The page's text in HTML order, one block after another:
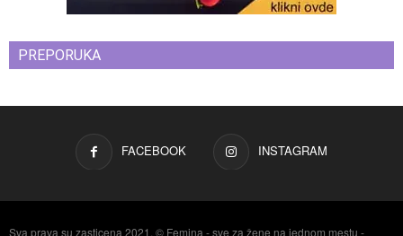
PREPORUKA
FACEBOOK INSTAGRAM
Sva prava su zasticena 2021. © Femina - sve za žene na jednom mestu -